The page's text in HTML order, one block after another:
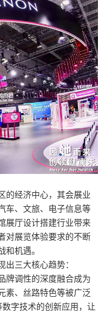
经济中心，其会展业
车、文旅、电子信息等
展厅设计搭建行业带来
对展览体验要求的不断
机遇。
三大核心趋势：
调性的深度融合成为
素、丝路特色等被广泛
字技术的创新应用，让